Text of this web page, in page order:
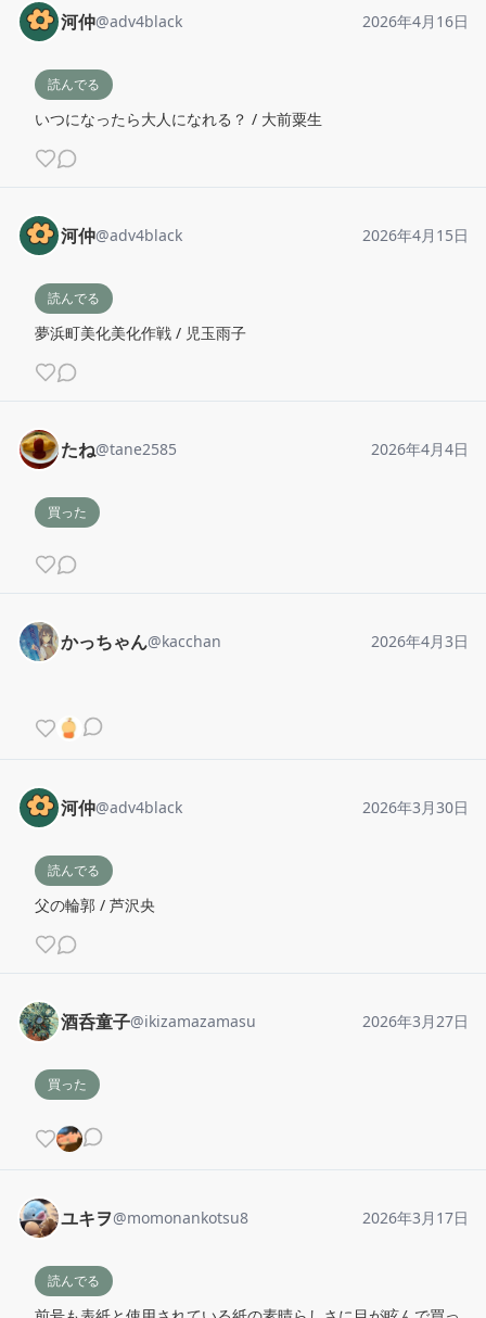
河仲@adv4black 2026年4月16日
読んでる
いつになったら大人になれる？ / 大前粟生
河仲@adv4black 2026年4月15日
読んでる
夢浜町美化美化作戦 / 児玉雨子
たね@tane2585 2026年4月4日
買った
かっちゃん@kacchan 2026年4月3日
河仲@adv4black 2026年3月30日
読んでる
父の輪郭 / 芦沢央
酒呑童子@ikizamazamasu 2026年3月27日
買った
ユキヲ@momonankotsu8 2026年3月17日
読んでる